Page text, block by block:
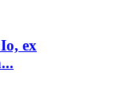
ex